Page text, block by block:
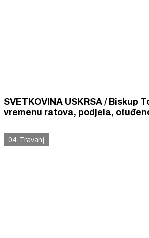
SVETKOVINA USKRSA / Biskup
vremenu ratova, podjela,
čovjeku dati pravi smisao, nadu i
04. Travanj